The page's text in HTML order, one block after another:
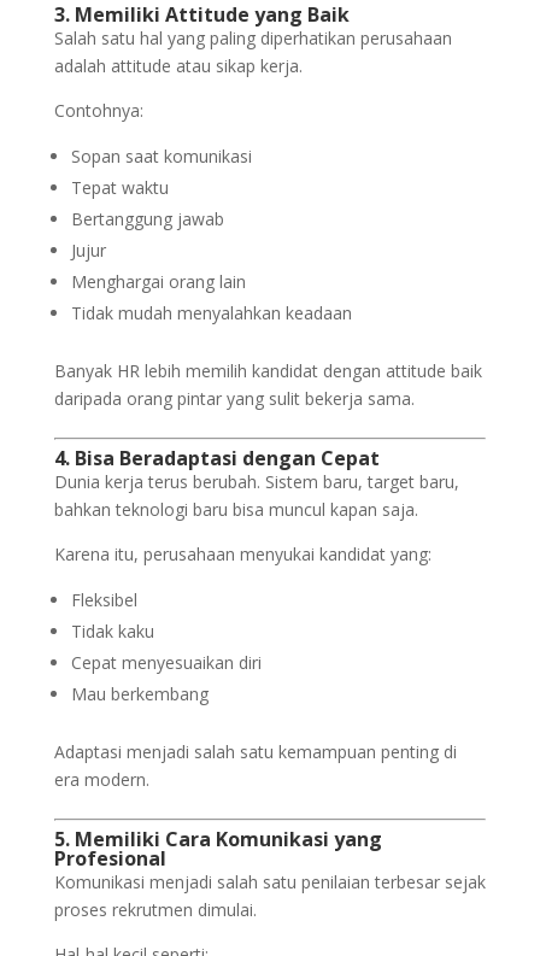
3. Memiliki Attitude yang Baik
Salah satu hal yang paling diperhatikan perusahaan
adalah attitude atau sikap kerja.
Contohnya:
Sopan saat komunikasi
Tepat waktu
Bertanggung jawab
Jujur
Menghargai orang lain
Tidak mudah menyalahkan keadaan
Banyak HR lebih memilih kandidat dengan attitude baik
daripada orang pintar yang sulit bekerja sama.
4. Bisa Beradaptasi dengan Cepat
Dunia kerja terus berubah. Sistem baru, target baru,
bahkan teknologi baru bisa muncul kapan saja.
Karena itu, perusahaan menyukai kandidat yang:
Fleksibel
Tidak kaku
Cepat menyesuaikan diri
Mau berkembang
Adaptasi menjadi salah satu kemampuan penting di
era modern.
5. Memiliki Cara Komunikasi yang
Profesional
Komunikasi menjadi salah satu penilaian terbesar sejak
proses rekrutmen dimulai.